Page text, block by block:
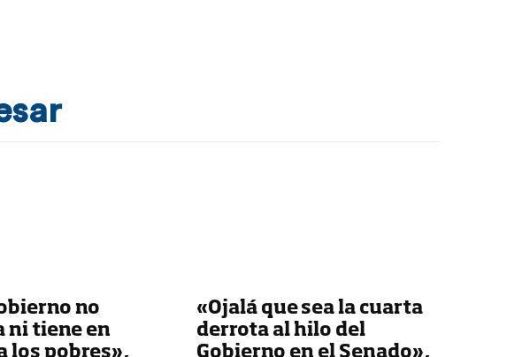
no
ni tiene en
los pobres»,
«Ojalá que sea la cuarta
derrota al hilo del
Gobierno en el Senado»,